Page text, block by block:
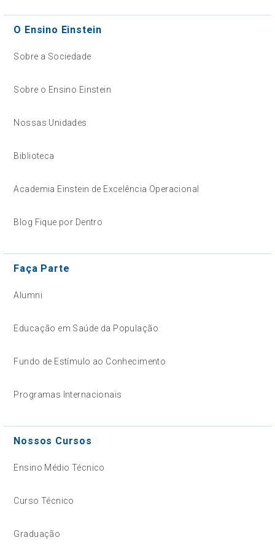
O Ensino Einstein
Sobre a Sociedade
Sobre o Ensino Einstein
Nossas Unidades
Biblioteca
Academia Einstein de Excelência Operacional
Blog Fique por Dentro
Faça Parte
Alumni
Educação em Saúde da População
Fundo de Estímulo ao Conhecimento
Programas Internacionais
Nossos Cursos
Ensino Médio Técnico
Curso Técnico
Graduação